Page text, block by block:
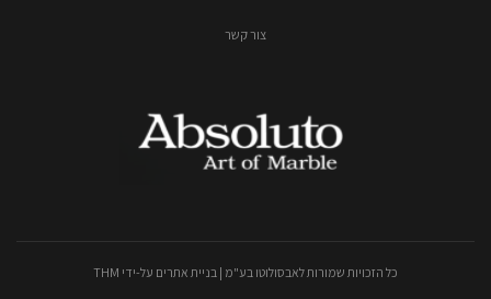
צור קשר
כל הזכויות שמורות לאבסולוטו בע"מ | בניית אתרים על-ידי THM